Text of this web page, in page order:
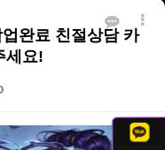
완료 친절상담 카
세요!